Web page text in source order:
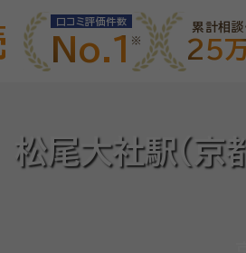
口コミ評価件数
No.1
累計相
25
松尾大社駅(京